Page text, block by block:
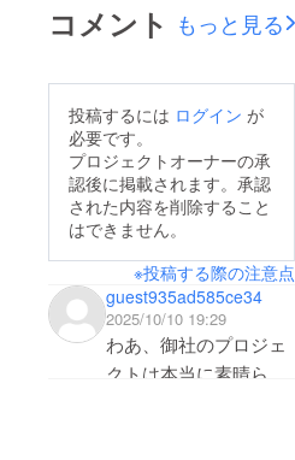
コメント もっと見る
投稿するには ログイン が
必要です。
プロジェクトオーナーの承
認後に掲載されます。承認
された内容を削除すること
はできません。
※投稿する際の注意点
guest935ad585ce34
2025/10/10 19:29
わあ、御社のプロジェ
クトは本当に素晴らし